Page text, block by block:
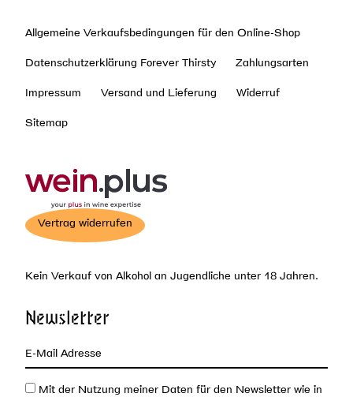
Allgemeine Verkaufsbedingungen für den Online-Shop
Datenschutzerklärung Forever Thirsty Zahlungsarten
Impressum Versand und Lieferung Widerruf
Sitemap
Vertrag widerrufen
Kein Verkauf von Alkohol an Jugendliche unter 18 Jahren.
Newsletter
Mit der Nutzung meiner Daten für den Newsletter wie in